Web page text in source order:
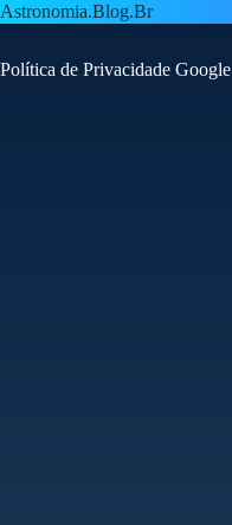
Pular
para
conteúdo
Astronomia.Blog.Br
Política de Privacidade Google